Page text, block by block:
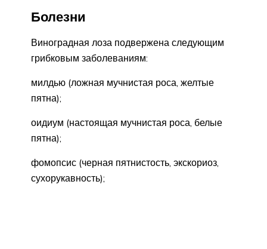
Болезни
Виноградная лоза подвержена следующим
грибковым заболеваниям:
милдью (ложная мучнистая роса, желтые
пятна);
оидиум (настоящая мучнистая роса, белые
пятна);
фомопсис (черная пятнистость, экскориоз,
сухорукавность);